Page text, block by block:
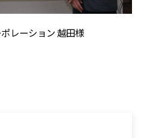
ポレーション 越田様